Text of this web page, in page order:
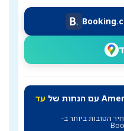
עד
הטובות ביותר ב-